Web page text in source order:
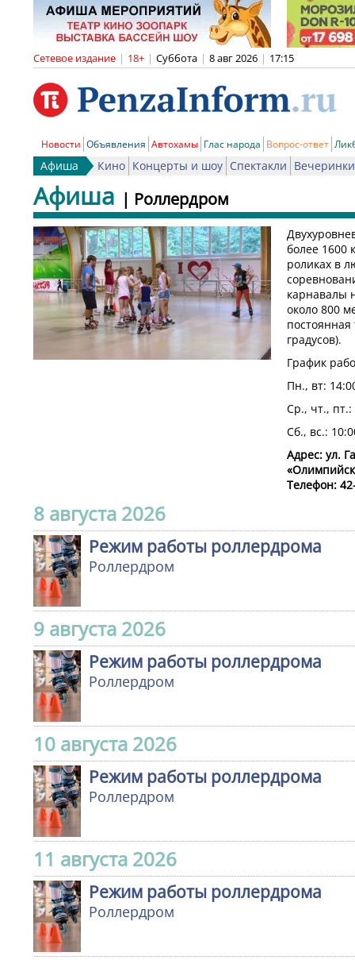
Сетевое издание | 18+ | Суббота | 8 авг 2026 | 17:15
Новости Объявления Автохамы Глас народа Вопрос-ответ
Афиша Кино Концерты и шоу Спектакли Вечеринки
Афиша | Роллердром
более 1600
роликах в
карнавалы
около 800
градусов).
График
Пн., вт:
Ср., чт., пт.:
Сб., вс.:
Адрес: ул.
Телефон:
8 августа 2026
Режим работы роллердрома
Роллердром
9 августа 2026
Режим работы роллердрома
Роллердром
10 августа 2026
Режим работы роллердрома
Роллердром
11 августа 2026
Режим работы роллердрома
Роллердром